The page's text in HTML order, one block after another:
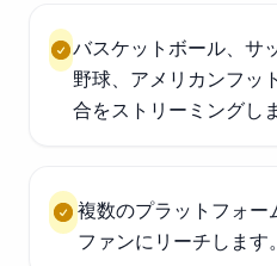
バスケットボール、サ
野球、アメリカンフッ
合をストリーミングし
複数のプラットフォー
ファンにリーチします。